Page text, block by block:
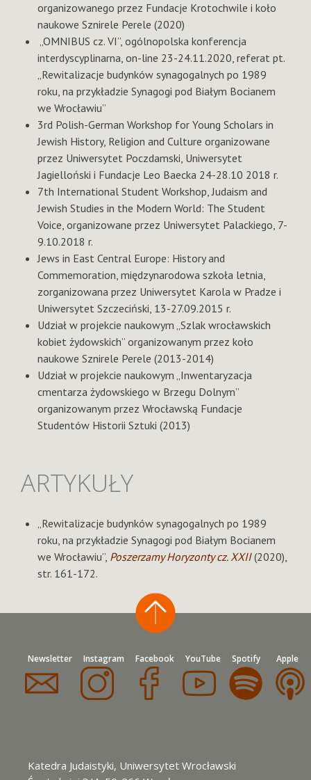
organizowanego przez Fundacje Krotochwile i koło
naukowe Sznirele Perele (2020)
„OMNIBUS cz. VI”, ogólnopolska konferencja
interdyscyplinarna, on-line 23-24.11.2020, referat pt.
„Rewitalizacje budynków synagogalnych po 1989
roku, na przykładzie Synagogi pod Białym Bocianem
we Wrocławiu”
3rd Polish-German Workshop for Young Scholars in
Jewish History, Religion and Culture organizowane
przez Uniwersytet Poczdamski, Uniwersytet
Jagielloński i Fundacje Leo Baecka 24-28.10 2018 r.
7th International Student Workshop, Judaism and
Jewish Studies in the Modern World: The Student
Voice, organizowane przez Uniwersytet Palackiego, 7-
9.10.2018 r.
Jews in East Central Europe: History and
Commemoration, międzynarodowa szkoła letnia,
zorganizowana przez Uniwersytet Karola w Pradze i
Uniwersytet Szczeciński, 13-27.09.2015 r.
Udział w projekcie naukowym „Szlak wrocławskich
kobiet żydowskich” organizowanym przez koło
naukowe Sznirele Perele (2013-2014)
Udział w projekcie naukowym „Inwentaryzacja
cmentarza żydowskiego w Brzegu Dolnym”
organizowanym przez Wrocławską Fundacje
Studentów Historii Sztuki (2013)
ARTYKUŁY
„Rewitalizacje budynków synagogalnych po 1989
roku, na przykładzie Synagogi pod Białym Bocianem
we Wrocławiu”, Poszerzamy Horyzonty cz. XXII(2020),
str. 161-172.
Newsletter Instagram Facebook YouTube Spotify Apple
Katedra Judaistyki, Uniwersytet Wrocławski